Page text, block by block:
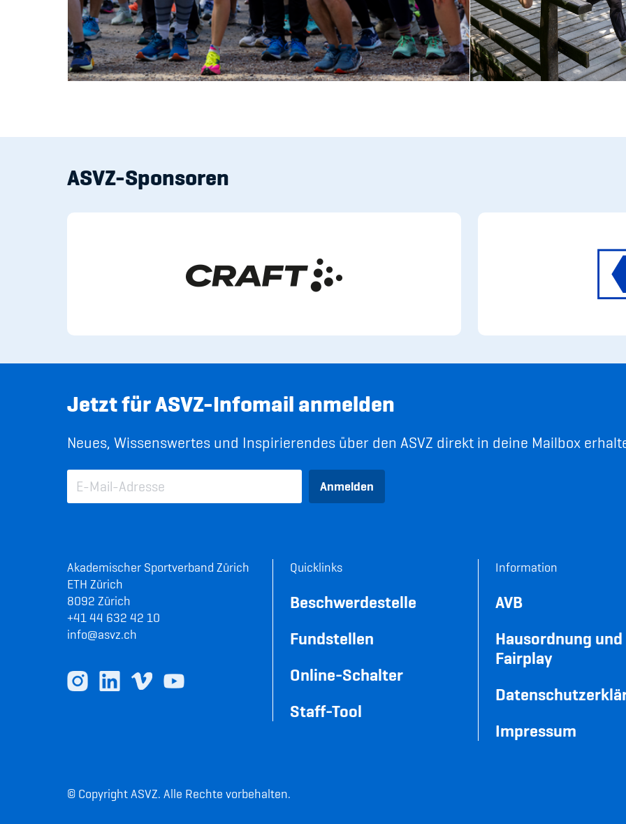
ASVZ-Sponsoren
Jetzt für ASVZ-Infomail anmelden
Neues, Wissenswertes und Inspirierendes über den ASVZ direkt in deine Mailbox
Anmelden
Akademischer Sportverband Zürich
ETH Zürich
8092 Zürich
+41 44 632 42 10
info@asvz.ch
Quicklinks
Beschwerdestelle
Fundstellen
Online-Schalter
Staff-Tool
Information
AVB
Hausordnung und
Fairplay
Impressum
© Copyright ASVZ. Alle Rechte vorbehalten.